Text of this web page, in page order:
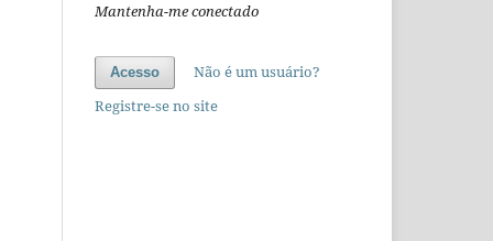
Mantenha-me conectado
Acesso
Não é um usuário?
Registre-se no site